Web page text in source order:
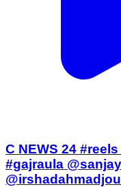
C NEWS 24
#gajraula